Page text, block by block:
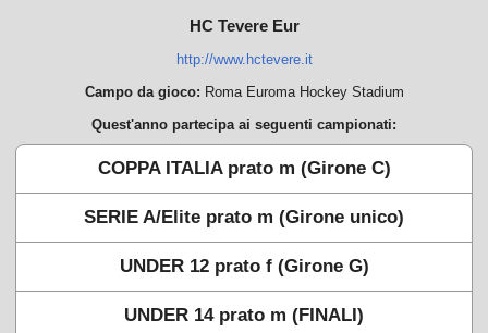
HC Tevere Eur
http://www.hctevere.it
Campo da gioco: Roma Euroma Hockey Stadium
Quest'anno partecipa ai seguenti campionati:
COPPA ITALIA prato m (Girone C)
SERIE A/Elite prato m (Girone unico)
UNDER 12 prato f (Girone G)
UNDER 14 prato m (FINALI)